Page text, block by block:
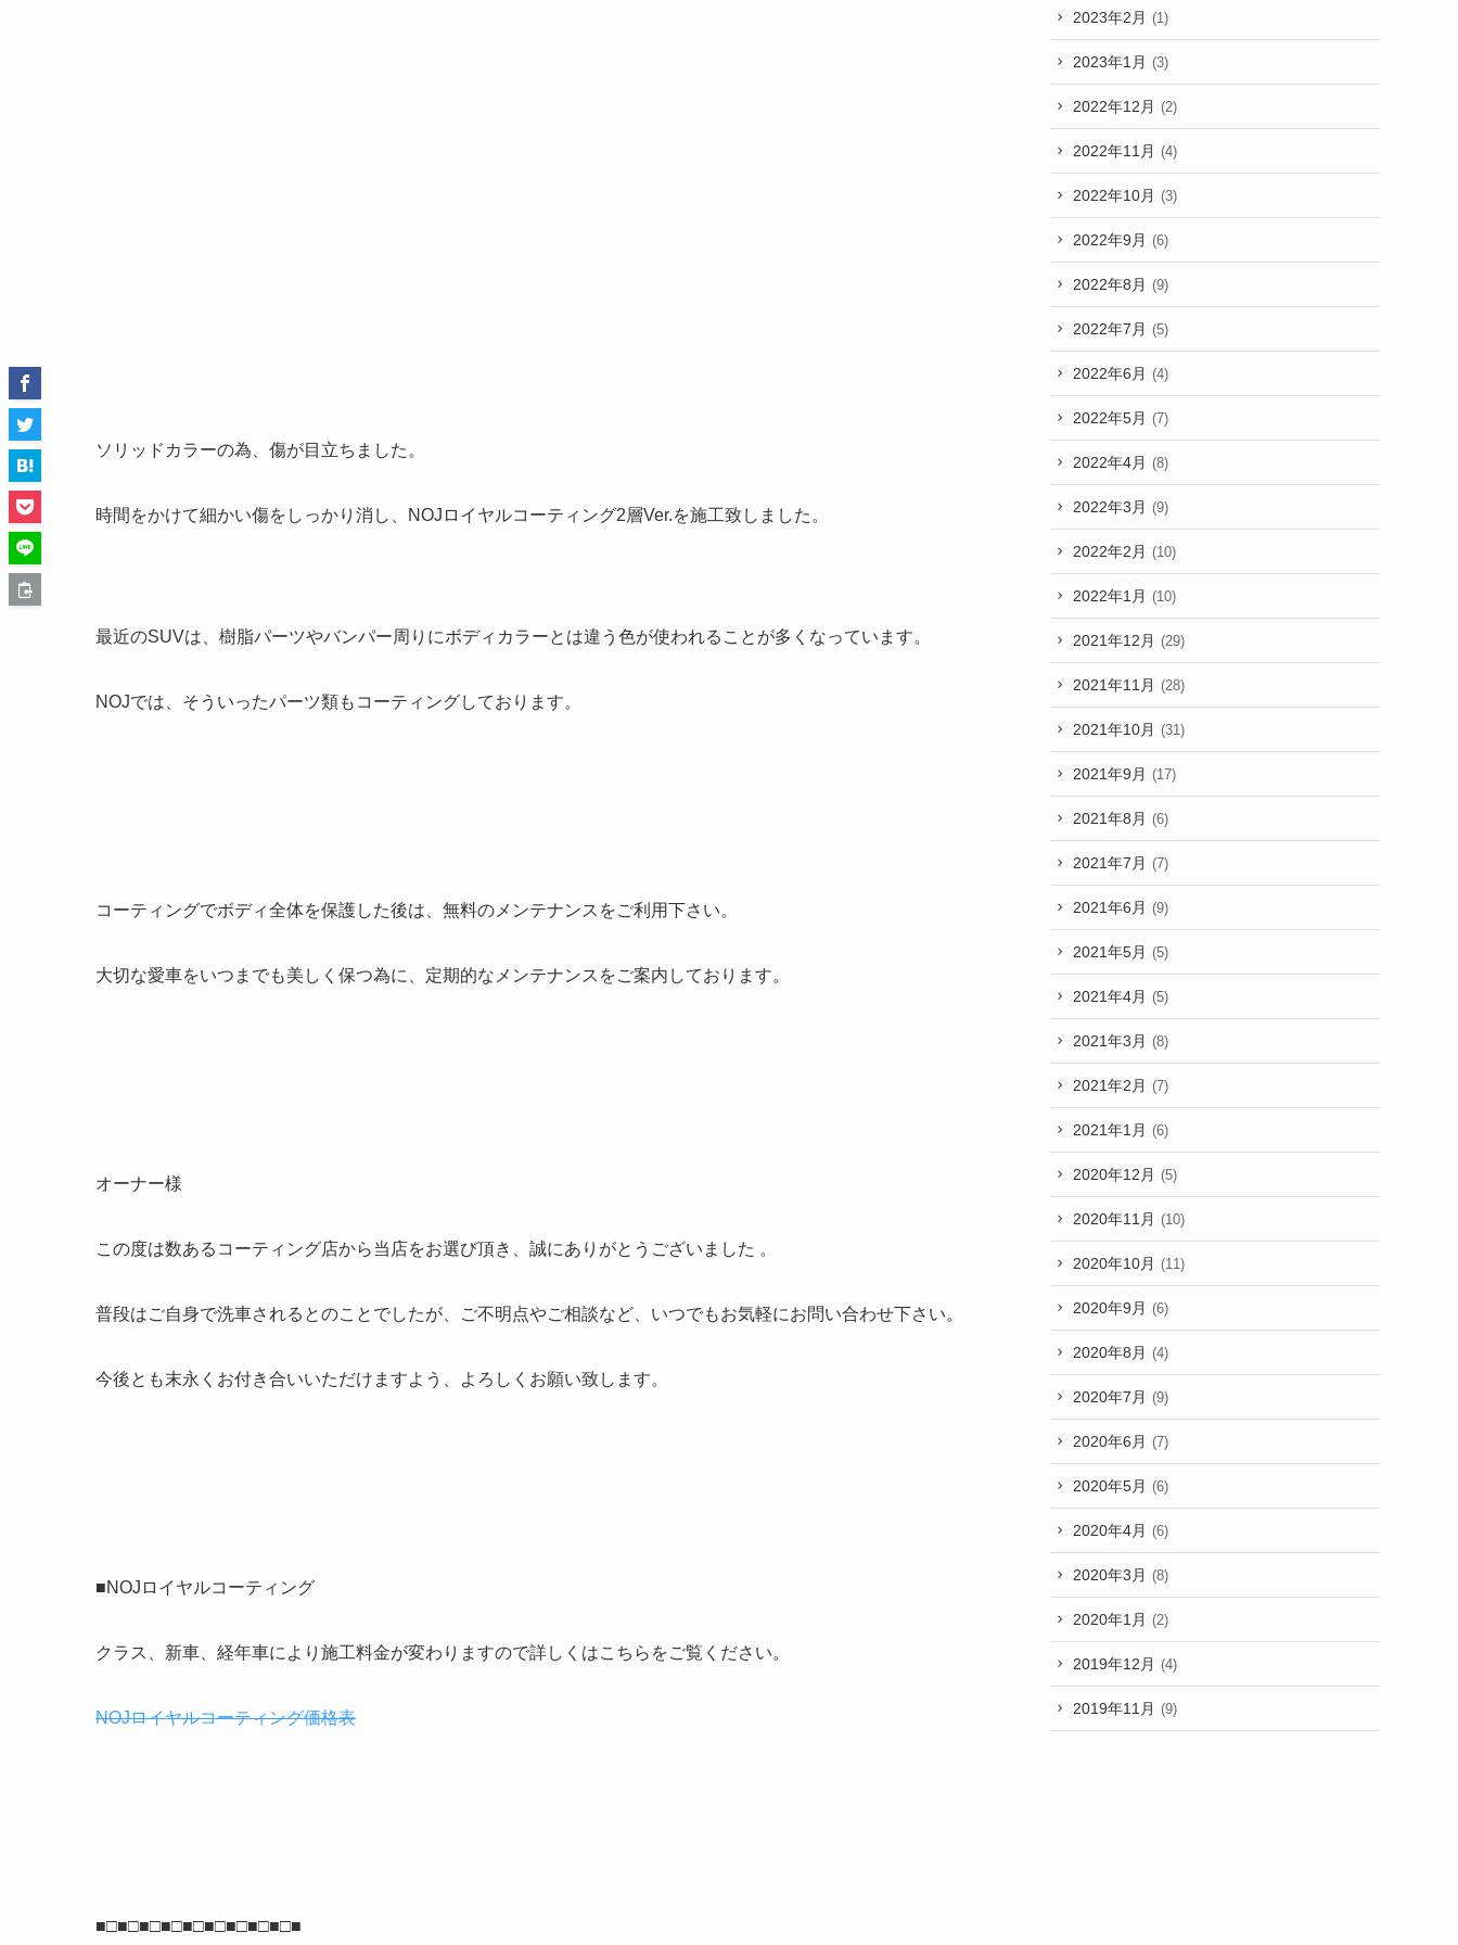
ソリッドカラーの為、傷が目立ちました。
時間をかけて細かい傷をしっかり消し、NOJロイヤルコーティング2層Ver.を施工致しました。
最近のSUVは、樹脂パーツやバンパー周りにボディカラーとは違う色が使われることが多くなっています。
NOJでは、そういったパーツ類もコーティングしております。
コーティングでボディ全体を保護した後は、無料のメンテナンスをご利用下さい。
大切な愛車をいつまでも美しく保つ為に、定期的なメンテナンスをご案内しております。
オーナー様
この度は数あるコーティング店から当店をお選び頂き、誠にありがとうございました 。
普段はご自身で洗車されるとのことでしたが、ご不明点やご相談など、いつでもお気軽にお問い合わせ下さい。
今後とも末永くお付き合いいただけますよう、よろしくお願い致します。
■NOJロイヤルコーティング
クラス、新車、経年車により施工料金が変わりますので詳しくはこちらをご覧ください。
NOJロイヤルコーティング価格表
■□■□■□■□■□■□■□■□■□■
2023年2月 (1)
2023年1月 (3)
2022年12月 (2)
2022年11月 (4)
2022年10月 (3)
2022年9月 (6)
2022年8月 (9)
2022年7月 (5)
2022年6月 (4)
2022年5月 (7)
2022年4月 (8)
2022年3月 (9)
2022年2月 (10)
2022年1月 (10)
2021年12月 (29)
2021年11月 (28)
2021年10月 (31)
2021年9月 (17)
2021年8月 (6)
2021年7月 (7)
2021年6月 (9)
2021年5月 (5)
2021年4月 (5)
2021年3月 (8)
2021年2月 (7)
2021年1月 (6)
2020年12月 (5)
2020年11月 (10)
2020年10月 (11)
2020年9月 (6)
2020年8月 (4)
2020年7月 (9)
2020年6月 (7)
2020年5月 (6)
2020年4月 (6)
2020年3月 (8)
2020年1月 (2)
2019年12月 (4)
2019年11月 (9)